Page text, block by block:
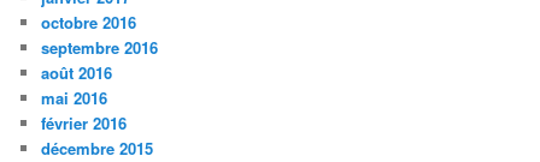
octobre 2016
septembre 2016
août 2016
mai 2016
février 2016
décembre 2015